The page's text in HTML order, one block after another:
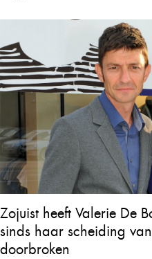
Zojuist heeft Valerie De
sinds haar scheiding
doorbroken